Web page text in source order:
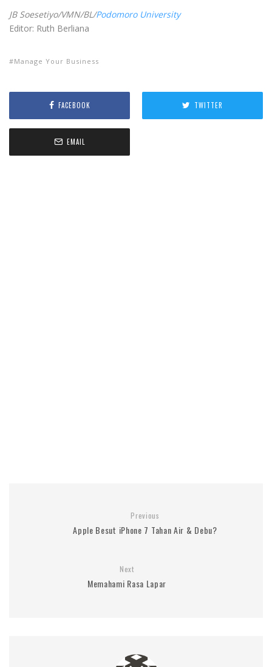
JB Soesetiyo/VMN/BL/Podomoro University
Editor: Ruth Berliana
Manage Your Business
FACEBOOK TWITTER
EMAIL
Previous
Apple Besut iPhone 7 Tahan Air & Debu?
Next
Memahami Rasa Lapar